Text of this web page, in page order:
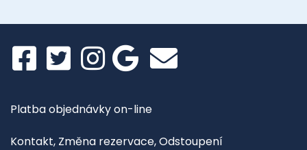
Platba objednávky on-line
Kontakt, Změna rezervace, Odstoupení